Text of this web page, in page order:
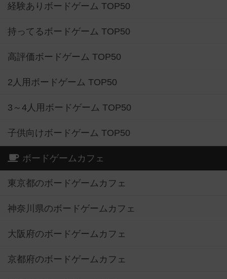
経験ありボードゲーム TOP50
持ってるボードゲーム TOP50
高評価ボードゲーム TOP50
2人用ボードゲーム TOP50
3～4人用ボードゲーム TOP50
子供向けボードゲーム TOP50
ボードゲームカフェ
東京都のボードゲームカフェ
神奈川県のボードゲームカフェ
大阪府のボードゲームカフェ
京都府のボードゲームカフェ